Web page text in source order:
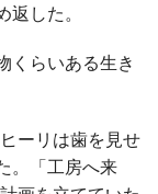
した。
くらいある生き
ーリは歯を見せ
。「工房へ来